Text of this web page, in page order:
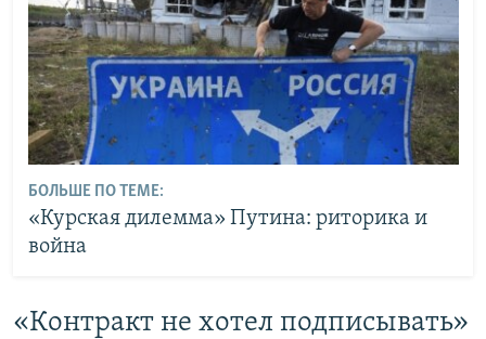
БОЛЬШЕ ПО ТЕМЕ:
«Курская дилемма» Путина: риторика и
война
«Контракт не хотел подписывать»